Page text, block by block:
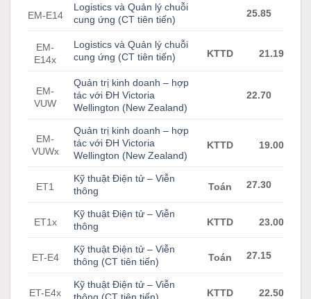
EM-E14
Logistics và Quản lý chuỗi
cung ứng (CT tiên tiến)
25.85
EM-
E14x
Logistics và Quản lý chuỗi
cung ứng (CT tiên tiến)
KTTD 21.19
EM-
VUW
Quản trị kinh doanh – hợp
tác với ĐH Victoria
Wellington (New Zealand)
22.70
EM-
VUWx
Quản trị kinh doanh – hợp
tác với ĐH Victoria
Wellington (New Zealand)
KTTD 19.00
ET1
Kỹ thuật Điện tử – Viễn
thông
Toán 27.30
ET1x
Kỹ thuật Điện tử – Viễn
thông
KTTD 23.00
ET-E4
Kỹ thuật Điện tử – Viễn
thông (CT tiên tiến)
Toán 27.15
ET-E4x
Kỹ thuật Điện tử – Viễn
KTTD 22.50